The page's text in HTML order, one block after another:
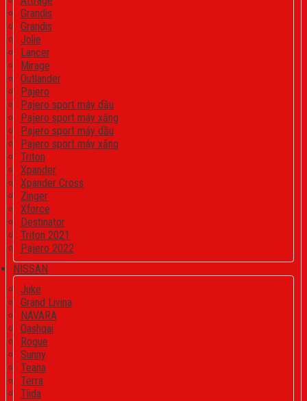
Grandis
Grandis
Jolie
Lancer
Mirage
Outlander
Pajero
Pajero sport máy dầu
Pajero sport máy xăng
Pajero sport máy dầu
Pajero sport máy xăng
Triton
Xpander
Xpander Cross
Zinger
Xforce
Destinator
Triton 2021
Pajero 2022
NISSAN
Juke
Grand Livina
NAVARA
Qashqai
Rogue
Sunny
Teana
Terra
Tiida